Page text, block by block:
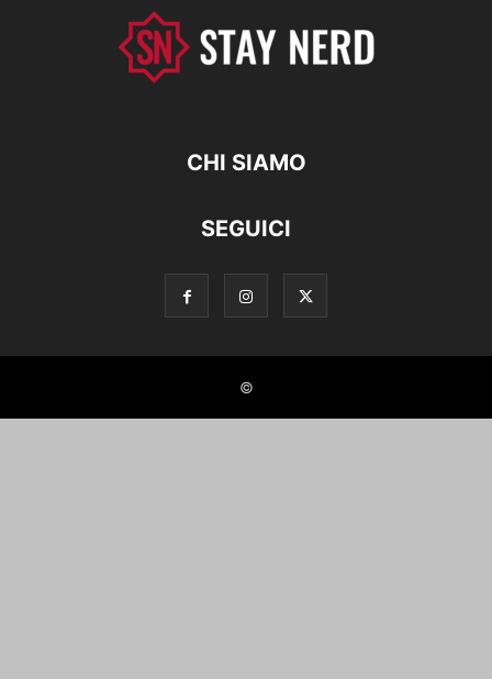
CHI SIAMO
SEGUICI
©